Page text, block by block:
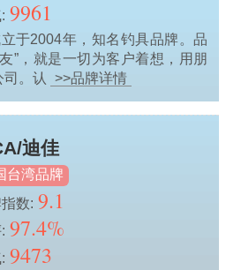
9961
立于2004年，知名钓具品牌。品
”，就是一切为客户着想，用朋
。认
>>品牌详情
迪佳
台湾品牌
数: 9.1
97.4%
9473